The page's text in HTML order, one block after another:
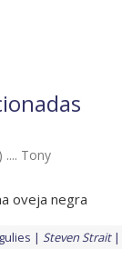
.... Tony
oveja negra
Steven Strait